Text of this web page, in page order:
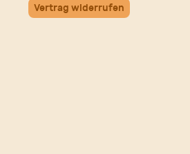
Vertrag widerrufen